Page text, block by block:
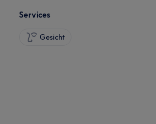
Services
Gesicht